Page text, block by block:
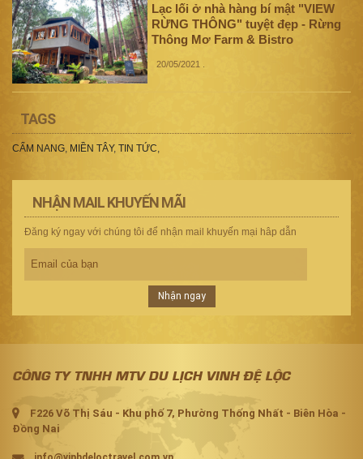
Lạc lối ở nhà hàng bí mật "VIEW
RỪNG THÔNG" tuyệt đẹp - Rừng
Thông Mơ Farm & Bistro
20/05/2021
TAGS
CẨM NANG, MIỀN TÂY, TIN TỨC,
NHẬN MAIL KHUYẾN MÃI
Đăng ký ngay với chúng tôi để nhận mail khuyến mại hâp dẫn
Nhận ngay
CÔNG TY TNHH MTV DU LỊCH VINH ĐỆ LỘC
F226 Võ Thị Sáu - Khu phố 7, Phường Thống Nhất - Biên Hòa -
Đồng Nai